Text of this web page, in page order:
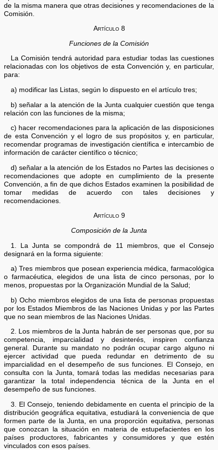
de la misma manera que otras decisiones y recomendaciones de la
Comisión.
Artículo 8
Funciones de la Comisión
La Comisión tendrá autoridad para estudiar todas las cuestiones
relacionadas con los objetivos de esta Convención y, en particular,
para:
a) modificar las Listas, según lo dispuesto en el artículo tres;
b) señalar a la atención de la Junta cualquier cuestión que tenga
relación con las funciones de la misma;
c) hacer recomendaciones para la aplicación de las disposiciones
de esta Convención y el logro de sus propósitos y, en particular,
recomendar programas de investigación científica e intercambio de
información de carácter científico o técnico;
d) señalar a la atención de los Estados no Partes las decisiones o
recomendaciones que adopte en cumplimiento de la presente
Convención, a fin de que dichos Estados examinen la posibilidad de
tomar medidas de acuerdo con tales decisiones y
recomendaciones.
Artículo 9
Composición de la Junta
1. La Junta se compondrá de 11 miembros, que el Consejo
designará en la forma siguiente:
a) Tres miembros que posean experiencia médica, farmacológica
o farmacéutica, elegidos de una lista de cinco personas, por lo
menos, propuestas por la Organización Mundial de la Salud;
b) Ocho miembros elegidos de una lista de personas propuestas
por los Estados Miembros de las Naciones Unidas y por las Partes
que no sean miembros de las Naciones Unidas.
2. Los miembros de la Junta habrán de ser personas que, por su
competencia, imparcialidad y desinterés, inspiren confianza
general. Durante su mandato no podrán ocupar cargo alguno ni
ejercer actividad que pueda redundar en detrimento de su
imparcialidad en el desempeño de sus funciones. El Consejo, en
consulta con la Junta, tomará todas las medidas necesarias para
garantizar la total independencia técnica de la Junta en el
desempeño de sus funciones.
3. El Consejo, teniendo debidamente en cuenta el principio de la
distribución geográfica equitativa, estudiará la conveniencia de que
formen parte de la Junta, en una proporción equitativa, personas
que conozcan la situación en materia de estupefacientes en los
países productores, fabricantes y consumidores y que estén
vinculados con esos países.